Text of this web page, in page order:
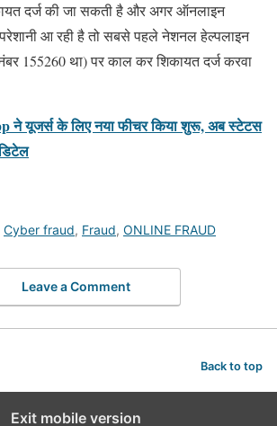
दर्ज की जा सकती है और अगर ऑनलाइन
आ रही है तो सबसे पहले नेशनल हेल्पलाइन
155260 था) पर काल कर शिकायत दर्ज करवा
ने यूजर्स के लिए नया फीचर किया शुरू, अब स्टेटस
Cyber ​​fraud, Fraud, ONLINE FRAUD
Leave a Comment
Back to top
Exit mobile version